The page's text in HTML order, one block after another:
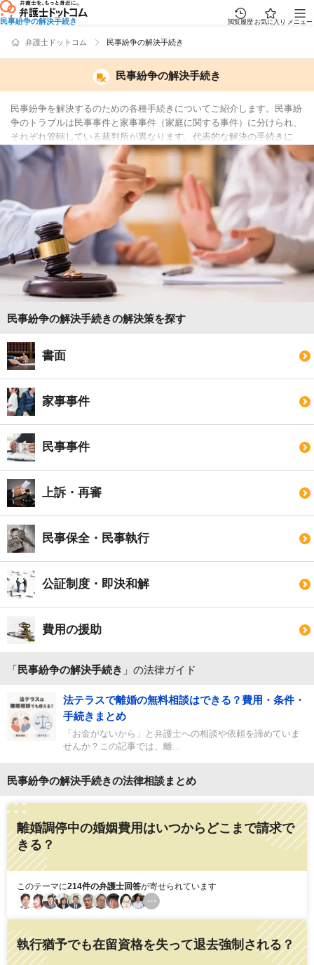
民事紛争の解決手続き 閲覧履歴 お気に入り メニュー
弁護士ドットコム 民事紛争の解決手続き
民事紛争の解決手続き
民事紛争を解決するのための各種手続きについてご紹介します。民事紛
争のトラブルは民事事件と家事事件（家庭に関する事件）に分けられ、
それぞれ管轄している裁判所が異なります。代表的な解決の手続きに
は、裁判のほか調停など裁判外で行う手続き（ADR）があります。ま
た、トラブルの解決においては書面の作成がつきものですので、各種書
面の効力や書き方についても押さえておきましょう。そのほか、民事保
全や民事執行、公正証書を含む公証制度やトラブル解決にかかる費用の
援助制度についてもご紹介します。
民事紛争の解決手続きの解決策を探す
書面
家事事件
民事事件
上訴・再審
民事保全・民事執行
公証制度・即決和解
費用の援助
「 民事紛争の解決手続き 」の法律ガイド
法テラスで離婚の無料相談はできる？費用・条件・
手続きまとめ
「お金がないから」と弁護士への相談や依頼を諦めていま
せんか？この記事では、離...
民事紛争の解決手続きの法律相談まとめ
離婚調停中の婚姻費用はいつからどこまで請求で
きる？
このテーマに214件の弁護士回答が寄せられています
執行猶予でも在留資格を失って退去強制される？